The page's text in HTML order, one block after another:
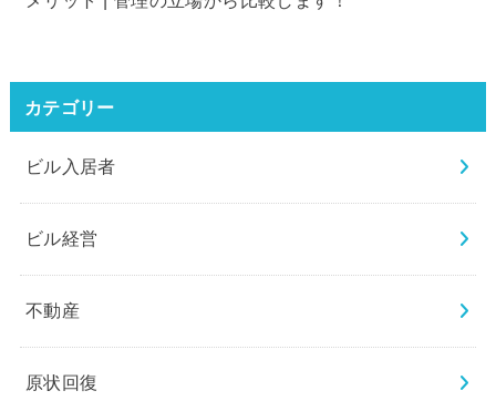
カテゴリー
ビル入居者
ビル経営
不動産
原状回復